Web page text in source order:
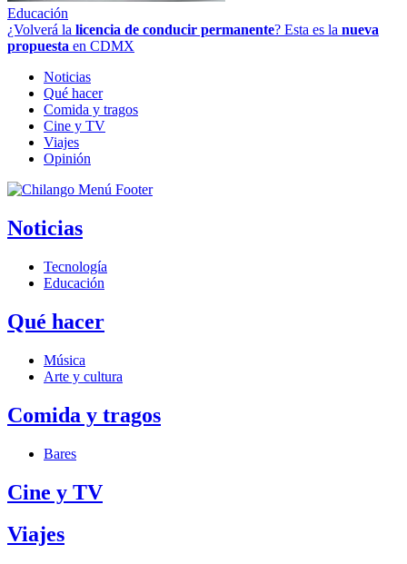
Educación
¿Volverá la licencia de conducir permanente? Esta es la nueva
propuesta en CDMX
Noticias
Qué hacer
Comida y tragos
Cine y TV
Viajes
Opinión
Noticias
Tecnología
Educación
Qué hacer
Música
Arte y cultura
Comida y tragos
Bares
Cine y TV
Viajes